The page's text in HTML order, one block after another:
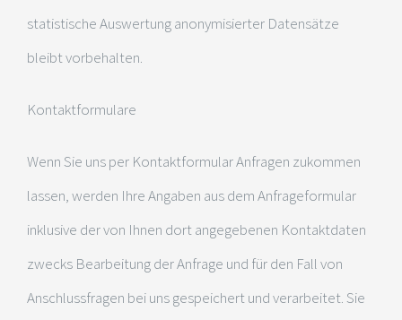
statistische Auswertung anonymisierter Datensätze
bleibt vorbehalten.
Kontaktformulare
Wenn Sie uns per Kontaktformular Anfragen zukommen
lassen, werden Ihre Angaben aus dem Anfrageformular
inklusive der von Ihnen dort angegebenen Kontaktdaten
zwecks Bearbeitung der Anfrage und für den Fall von
Anschlussfragen bei uns gespeichert und verarbeitet. Sie